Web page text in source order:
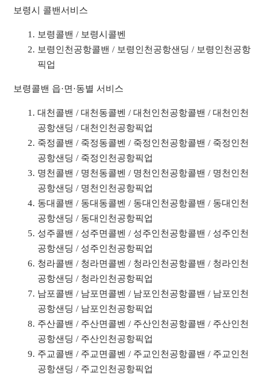
보령시 콜밴서비스
보령콜밴 / 보령시콜벤
보령인천공항콜밴 / 보령인천공항샌딩 / 보령인천공항
픽업
보령콜밴 읍·면·동별 서비스
대천콜밴 / 대천동콜벤 / 대천인천공항콜밴 / 대천인천
공항샌딩 / 대천인천공항픽업
죽정콜밴 / 죽정동콜벤 / 죽정인천공항콜밴 / 죽정인천
공항샌딩 / 죽정인천공항픽업
명천콜밴 / 명천동콜벤 / 명천인천공항콜밴 / 명천인천
공항샌딩 / 명천인천공항픽업
동대콜밴 / 동대동콜벤 / 동대인천공항콜밴 / 동대인천
공항샌딩 / 동대인천공항픽업
성주콜밴 / 성주면콜벤 / 성주인천공항콜밴 / 성주인천
공항샌딩 / 성주인천공항픽업
청라콜밴 / 청라면콜벤 / 청라인천공항콜밴 / 청라인천
공항샌딩 / 청라인천공항픽업
남포콜밴 / 남포면콜벤 / 남포인천공항콜밴 / 남포인천
공항샌딩 / 남포인천공항픽업
주산콜밴 / 주산면콜벤 / 주산인천공항콜밴 / 주산인천
공항샌딩 / 주산인천공항픽업
주교콜밴 / 주교면콜벤 / 주교인천공항콜밴 / 주교인천
공항샌딩 / 주교인천공항픽업